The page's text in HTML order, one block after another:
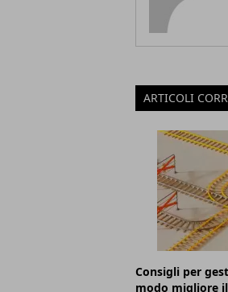
ARTICOLI
Consigli per
modo migliore